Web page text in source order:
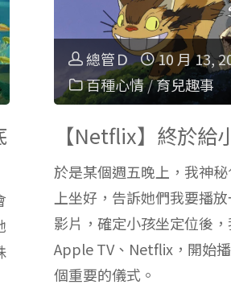
總管Ｄ
10 月 13,
百種心情/育兒趣事
【Netflix】終於給
於是某個週五晚上，我神
上坐好，告訴她們我要播
影片，確定小孩坐定位後
Apple TV、Netflix，開始
個重要的儀式。